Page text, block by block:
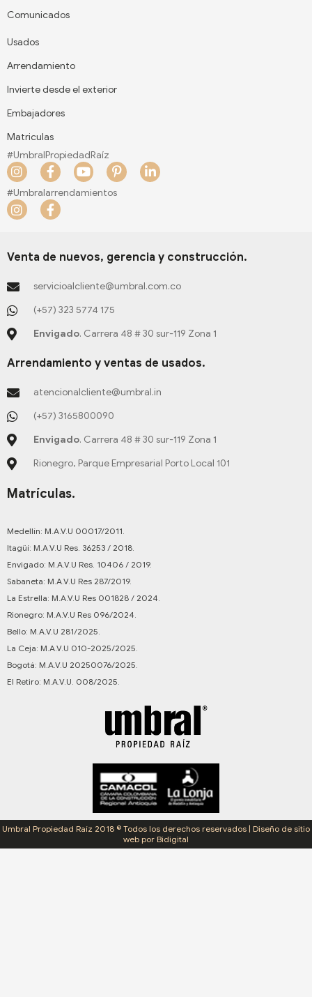
Comunicados
Usados
Arrendamiento
Invierte desde el exterior
Embajadores
Matriculas
#UmbralPropiedadRaíz
I
n
s
t
a
a
F
a
c
e
b
k
f
Y
o
u
P
i
n
s
p
L
i
n
n
#Umbralarrendamientos
I
n
a
r
a
m
F
a
b
o
k
-
f
Venta de nuevos, gerencia y construcción.
servicioalcliente@umbral.com.co
(+57) 323 5774 175
Envigado. Carrera 48 # 30 sur-119 Zona 1
Arrendamiento y ventas de usados.
atencionalcliente@umbral.in
(+57) 3165800090
Envigado. Carrera 48 # 30 sur-119 Zona 1
Rionegro, Parque Empresarial Porto Local 101
Matrículas.
Medellín: M.A.V.U 00017/2011.
Itagüí: M.A.V.U Res. 36253 / 2018.
Envigado: M.A.V.U Res. 10406 / 2019.
Sabaneta: M.A.V.U Res 287/2019.
La Estrella: M.A.V.U Res 001828 / 2024.
Rionegro: M.A.V.U Res 096/2024.
Bello: M.A.V.U 281/2025.
La Ceja: M.A.V.U 010-2025/2025.
Bogotá: M.A.V.U 20250076/2025.
El Retiro: M.A.V.U. 008/2025.
Umbral Propiedad Raíz 2018 © Todos los derechos reservados | Diseño de sitio
web por Bidigital